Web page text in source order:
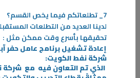
أفاد رئيس قسم الأعمال الميكانيكية في معهد
العجمي بأن الهدف الأساسي من إنشاء هذا
7_ تطلعاتكم فيما يخص القسم؟
لدينا العديد من التطلعات
تحقيقها بأسرع وقت ممكن مثل
إعادة تشغيل برنامج عامل حفر
شركة نفط الكويت:
الذي تم التعاون فيه مع شركة